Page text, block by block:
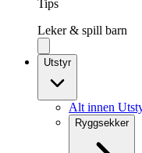
Tips
Leker & spill barn
Utstyr
Alt innen
Ryggsekker